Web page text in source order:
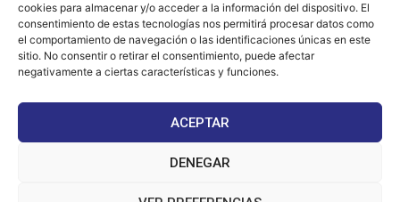
cookies para almacenar y/o acceder a la información del dispositivo. El
consentimiento de estas tecnologías nos permitirá procesar datos como
el comportamiento de navegación o las identificaciones únicas en este
sitio. No consentir o retirar el consentimiento, puede afectar
negativamente a ciertas características y funciones.
ACEPTAR
DENEGAR
Polígono Comercial Urbisur (Cita previa) 11130
Chiclana de la Fra. (Cádiz)
667 457 908
info@mantonesdelsur.com
mantonesdelsur@gmail.com